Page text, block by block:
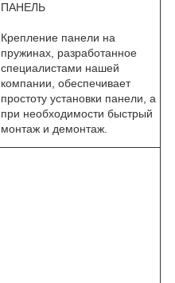
ПАНЕЛЬ
Крепление панели на
пружинах, разработанное
специалистами нашей
компании, обеспечивает
простоту установки панели, а
при необходимости быстрый
монтаж и демонтаж.